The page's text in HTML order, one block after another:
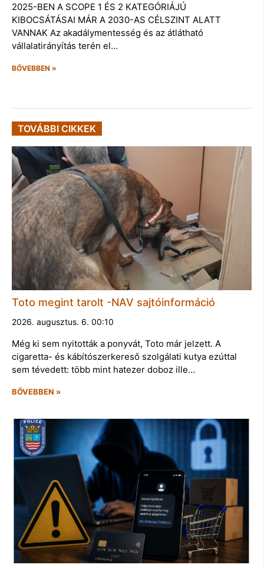
2025-BEN A SCOPE 1 ÉS 2 KATEGÓRIÁJÚ
KIBOCSÁTÁSAI MÁR A 2030-AS CÉLSZINT ALATT
VANNAK Az akadálymentesség és az átlátható
vállalatirányítás terén el…
BŐVEBBEN »
TOVÁBBI CIKKEK
Toto megint tarolt -NAV sajtóinformáció
2026. augusztus. 6. 00:10
Még ki sem nyitották a ponyvát, Toto már jelzett. A
cigaretta- és kábítószerkereső szolgálati kutya ezúttal
sem tévedett: több mint hatezer doboz ille…
BŐVEBBEN »